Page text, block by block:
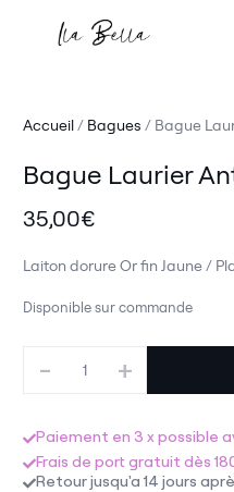
Accueil/ Bagues / Bague
Bague Laurier
35,00€
Laiton dorure Or fin Jaune /
Disponible sur commande
+
-
Paiement en 3 x possible
Frais de port gratuit dès
Retour jusqu'a 14 jours